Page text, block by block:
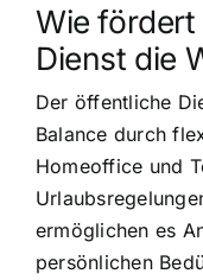
Wie
Dienst die
Der öffentliche
Balance durch
Homeoffice und
ermöglichen es
persönlichen